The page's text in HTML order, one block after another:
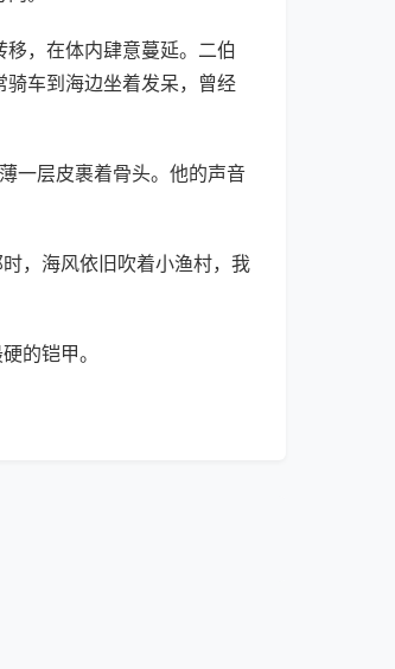
，在体内肆意蔓延。二伯
车到海边坐着发呆，曾经
一层皮裹着骨头。他的声音
，海风依旧吹着小渔村，我
的铠甲。